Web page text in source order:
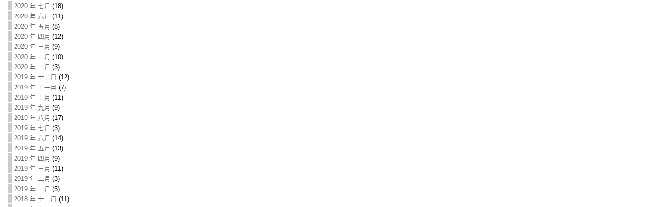
2020 年 七月 (18)
2020 年 六月 (11)
2020 年 五月 (8)
2020 年 四月 (12)
2020 年 三月 (9)
2020 年 二月 (10)
2020 年 一月 (3)
2019 年 十二月 (12)
2019 年 十一月 (7)
2019 年 十月 (11)
2019 年 九月 (9)
2019 年 八月 (17)
2019 年 七月 (3)
2019 年 六月 (14)
2019 年 五月 (13)
2019 年 四月 (9)
2019 年 三月 (11)
2019 年 二月 (3)
2019 年 一月 (5)
2018 年 十二月 (11)